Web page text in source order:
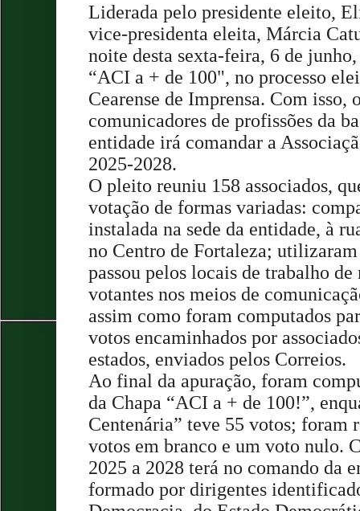
Liderada pelo presidente eleito,
vice-presidenta eleita, Márcia
noite desta sexta-feira, 6 de
“ACI a + de 100", no processo
Cearense de Imprensa. Com isso,
comunicadores de profissões da
entidade irá comandar a
2025-2028.
O pleito reuniu 158 associados,
votação de formas variadas:
instalada na sede da entidade, à
no Centro de Fortaleza;
passou pelos locais de trabalho
votantes nos meios de
assim como foram computados
votos encaminhados por
estados, enviados pelos Correios.
Ao final da apuração, foram
da Chapa “ACI a + de 100!”,
Centenária” teve 55 votos; foram
votos em branco e um voto nulo.
2025 a 2028 terá no comando da
formado por dirigentes